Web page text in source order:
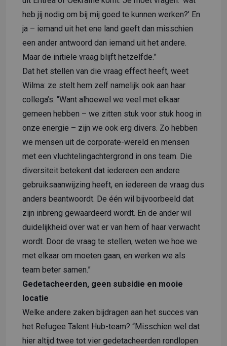
heb jij nodig om bij mij goed te kunnen werken?’ En
ja – iemand uit het ene land geeft dan misschien
een ander antwoord dan iemand uit het andere.
Maar de initiële vraag blijft hetzelfde.”
Dat het stellen van die vraag effect heeft, weet
Wilma: ze stelt hem zelf namelijk ook aan haar
collega’s. “Want alhoewel we veel met elkaar
gemeen hebben – we zitten stuk voor stuk hoog in
onze energie – zijn we ook erg divers. Zo hebben
we mensen uit de corporate-wereld en mensen
met een vluchtelingachtergrond in ons team. Die
diversiteit betekent dat iedereen een andere
gebruiksaanwijzing heeft, en iedereen de vraag dus
anders beantwoordt. De één wil bijvoorbeeld dat
zijn inbreng gewaardeerd wordt. En de ander wil
duidelijkheid over wat er van hem of haar verwacht
wordt. Door de vraag te stellen, weten we hoe we
met elkaar om moeten gaan, en werken we als
team beter samen.”
Gedetacheerden, geen subsidie en mooie
locatie
Welke andere zaken bijdragen aan het succes van
het Refugee Talent Hub-team? “Misschien wel dat
hier altijd twee tot vier gedetacheerden rondlopen